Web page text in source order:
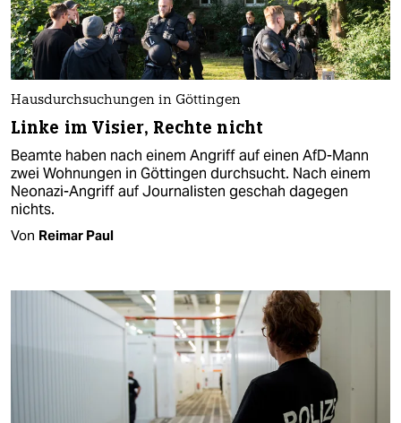
Hausdurchsuchungen in Göttingen
Linke im Visier, Rechte nicht
Beamte haben nach einem Angriff auf einen AfD-Mann
zwei Wohnungen in Göttingen durchsucht. Nach einem
Neonazi-Angriff auf Journalisten geschah dagegen
nichts.
Von Reimar Paul